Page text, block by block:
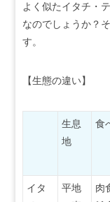
よく似たイタチ・
なのでしょうか？
す。
【生態の違い】
生息
地
食
イタ
平地
肉